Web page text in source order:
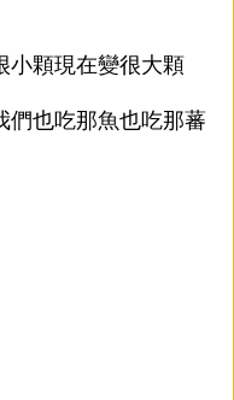
小顆現在變很大顆
們也吃那魚也吃那蕃